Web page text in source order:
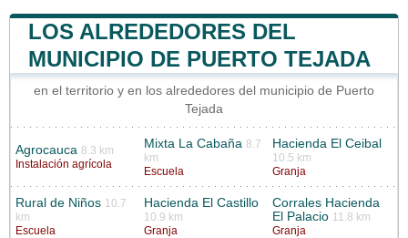
LOS ALREDEDORES DEL
MUNICIPIO DE PUERTO TEJADA
en el territorio y en los alrededores del municipio de Puerto
Tejada
Agrocauca 8.3 km
Instalación agrícola
Mixta La Cabaña 8.7
km
Escuela
Hacienda El Ceibal
10.5 km
Granja
Rural de Niños 10.7
km
Escuela
Hacienda El Castillo
10.9 km
Granja
Corrales Hacienda
El Palacio 11.8 km
Granja